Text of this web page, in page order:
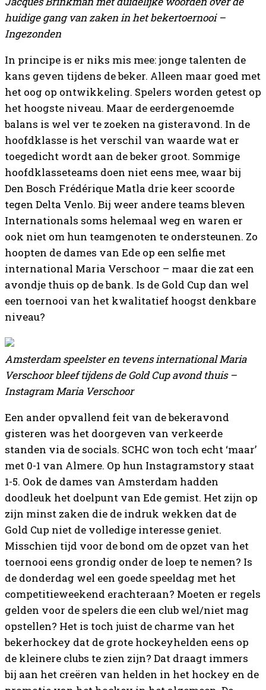
huidige gang van zaken in het bekertoernooi –
Ingezonden
In principe is er niks mis mee: jonge talenten de
kans geven tijdens de beker. Alleen maar goed met
het oog op ontwikkeling. Spelers worden getest op
het hoogste niveau. Maar de eerdergenoemde
balans is wel ver te zoeken na gisteravond. In de
hoofdklasse is het verschil van waarde wat er
toegedicht wordt aan de beker groot. Sommige
hoofdklasseteams doen niet eens mee, waar bij
Den Bosch Frédérique Matla drie keer scoorde
tegen Delta Venlo. Bij weer andere teams bleven
Internationals soms helemaal weg en waren er
ook niet om hun teamgenoten te ondersteunen. Zo
hoopten de dames van Ede op een selfie met
international Maria Verschoor – maar die zat een
avondje thuis op de bank. Is de Gold Cup dan wel
een toernooi van het kwalitatief hoogst denkbare
niveau?
Amsterdam speelster en tevens international Maria
Verschoor bleef tijdens de Gold Cup avond thuis –
Instagram Maria Verschoor
Een ander opvallend feit van de bekeravond
gisteren was het doorgeven van verkeerde
standen via de socials. SCHC won toch echt ‘maar’
met 0-1 van Almere. Op hun Instagramstory staat
1-5. Ook de dames van Amsterdam hadden
doodleuk het doelpunt van Ede gemist. Het zijn op
zijn minst zaken die de indruk wekken dat de
Gold Cup niet de volledige interesse geniet.
Misschien tijd voor de bond om de opzet van het
toernooi eens grondig onder de loep te nemen? Is
de donderdag wel een goede speeldag met het
competitieweekend erachteraan? Moeten er regels
gelden voor de spelers die een club wel/niet mag
opstellen? Het is toch juist de charme van het
bekerhockey dat de grote hockeyhelden eens op
de kleinere clubs te zien zijn? Dat draagt immers
bij aan het creëren van helden in het hockey en de